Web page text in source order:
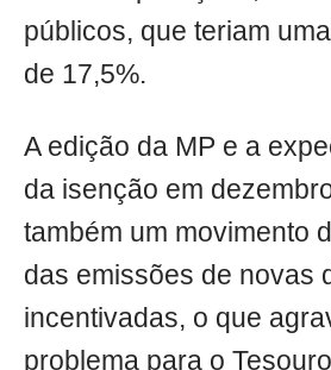
públicos, que teriam
de 17,5%.
A edição da MP e a
da isenção em
também um movimento
das emissões de novas
incentivadas, o que
problema para o